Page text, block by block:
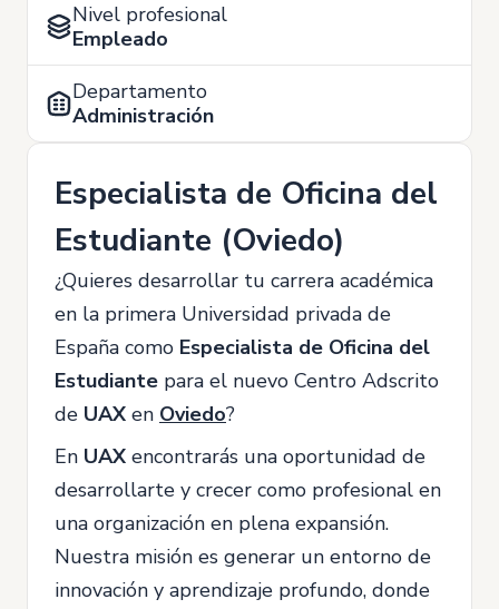
Nivel profesional
Empleado
Departamento
Administración
Especialista de Oficina del
Estudiante (Oviedo)
¿Quieres desarrollar tu carrera académica
en la primera Universidad privada de
España como Especialista de Oficina del
Estudiante para el nuevo Centro Adscrito
de UAX en Oviedo?
En UAX encontrarás una oportunidad de
desarrollarte y crecer como profesional en
una organización en plena expansión.
Nuestra misión es generar un entorno de
innovación y aprendizaje profundo, donde